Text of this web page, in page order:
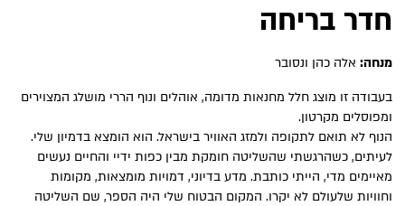
חדר בריחה
מנחה: אלה כהן ונסובר
בעבודה זו מוצג חלל מחנאות מדומה, אוהלים ונוף הררי מושלג המצוירים
ומפוסלים מקרטון.
הנוף לא תואם לתקופה ולמזג האוויר בישראל. הוא הומצא בדמיון שלי.
לעיתים, כשהרגשתי שהשליטה חומקת מבין כפות ידיי והחיים נעשים
מאיימים מדי, הייתי כותבת. מדע בדיוני, דמויות מומצאות, מקומות
וחוויות שלעולם לא יקרו. המקום הבטוח שלי היה הספר, שם השליטה